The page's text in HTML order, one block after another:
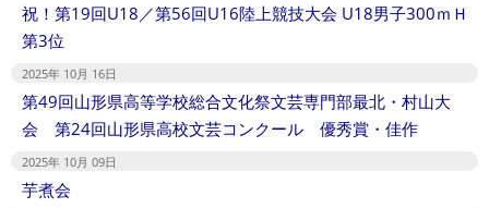
祝！第19回U18／第56回U16陸上競技大会 U18男子300ｍＨ
第3位
2025年 10月 16日
第49回山形県高等学校総合文化祭文芸専門部最北・村山大
会 第24回山形県高校文芸コンクール 優秀賞・佳作
2025年 10月 09日
芋煮会